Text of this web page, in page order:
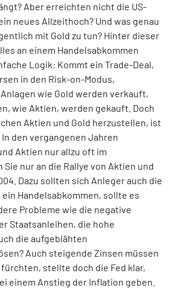
Aber erreichten nicht die US-
neues Allzeithoch? Und was genau
mit Gold zu tun? Hinter dieser
an einem Handelsabkommen
Logik: Kommt ein Trade-Deal,
in den Risk-on-Modus,
wie Gold werden verkauft,
wie Aktien, werden gekauft. Doch
Aktien und Gold herzustellen, ist
den vergangenen Jahren
Aktien nur allzu oft im
nur an die Rallye von Aktien und
Dazu sollten sich Anleger auch die
Handelsabkommen, sollte es
Probleme wie die negative
Staatsanleihen, die hohe
die aufgeblähten
Auch steigende Zinsen müssen
stellte doch die Fed klar,
einem Anstieg der Inflation geben.